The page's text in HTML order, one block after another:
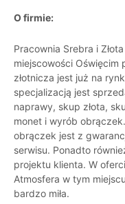
O firmie:
Pracownia Srebra i
miejscowości Oświęcim
złotnicza jest już na
specjalizacją jest
naprawy, skup złota,
monet i wyrób
obrączek jest z
serwisu. Ponadto
projektu klienta. W
Atmosfera w tym
bardzo miła.